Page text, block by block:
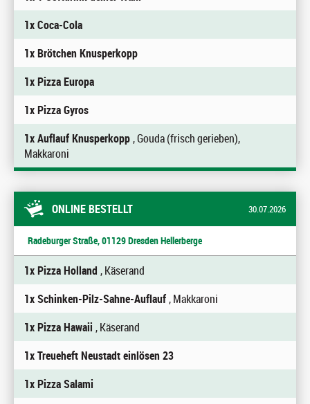
1x Coca-Cola
1x Brötchen Knusperkopp
1x Pizza Europa
1x Pizza Gyros
1x Auflauf Knusperkopp, Gouda (frisch gerieben),
Makkaroni
ONLINE BESTELLT 30.07.2026
Radeburger Straße, 01129 Dresden Hellerberge
1x Pizza Holland , Käserand
1x Schinken-Pilz-Sahne-Auflauf, Makkaroni
1x Pizza Hawaii , Käserand
1x Treueheft Neustadt einlösen 23
1x Pizza Salami